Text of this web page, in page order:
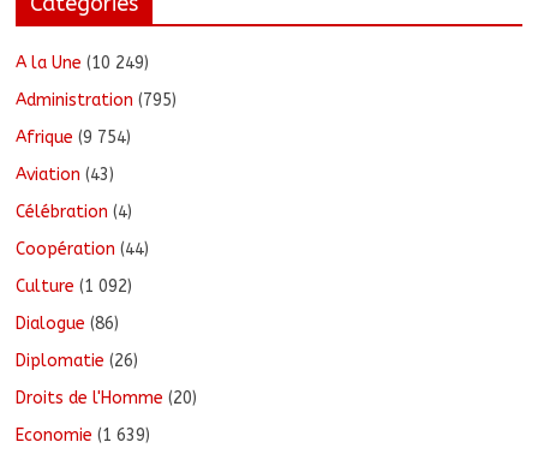
A la Une (10 249)
Administration (795)
Afrique (9 754)
Aviation (43)
Célébration (4)
Coopération (44)
Culture (1 092)
Dialogue (86)
Diplomatie (26)
Droits de l'Homme (20)
Economie (1 639)